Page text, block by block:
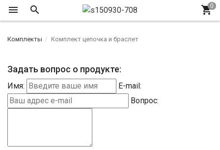
Комплекты Комплект цепочка и браслет
Задать вопрос о продукте:
Имя:
E-mail:
Вопрос: